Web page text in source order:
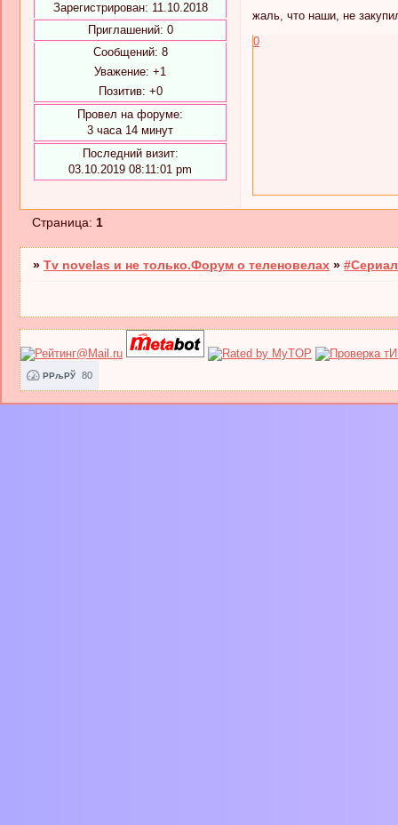
Зарегистрирован: 11.10.2018
Приглашений: 0
Сообщений: 8
Уважение: +1
Позитив: +0
Провел на форуме:
3 часа 14 минут
Последний визит:
03.10.2019 08:11:01 pm
жаль, что наши, не
0
Страница: 1
»Tv novelas и не только.Форум о теленовелах »
РРљРЎ 80